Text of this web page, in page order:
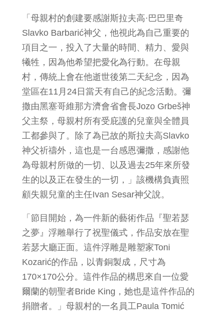
「母親村的創建要感謝斯拉夫高·巴巴里奇
Slavko Barbarić神父，他視此為自己重要的
項目之一，投入了大量的時間、精力、愛與
犧牲，因為他希望把愛化為行動。在母親
村，傳統上會在他逝世後第二天紀念，因為
堂區在11月24日當天有自己的紀念活動。彌
撒由黑塞哥維那方濟會省會長Jozo Grbeš神
父主祭，母親村所有受庇護的兒童與全體員
工都參與了。除了為已故的斯拉夫高Slavko
神父祈禱外，這也是一台感恩彌撒，感謝他
為母親村所做的一切、以及過去25年來所發
生的以及正在發生的一切，」該機構負責照
顧失親兒童的主任Ivan Sesar神父說。
「節目開始，為一件新的藝術作品『聖若瑟
之夢』浮雕舉行了祝聖儀式，作品安放在聖
若瑟大廳正面。這件浮雕是雕塑家Toni
Kozarić的作品，以青銅製成，尺寸為
170×170公分。這件作品的構思來自一位愛
爾蘭的朝聖者Bride King，她也是這件作品的
捐贈者。」母親村的一名員工Paula Tomić